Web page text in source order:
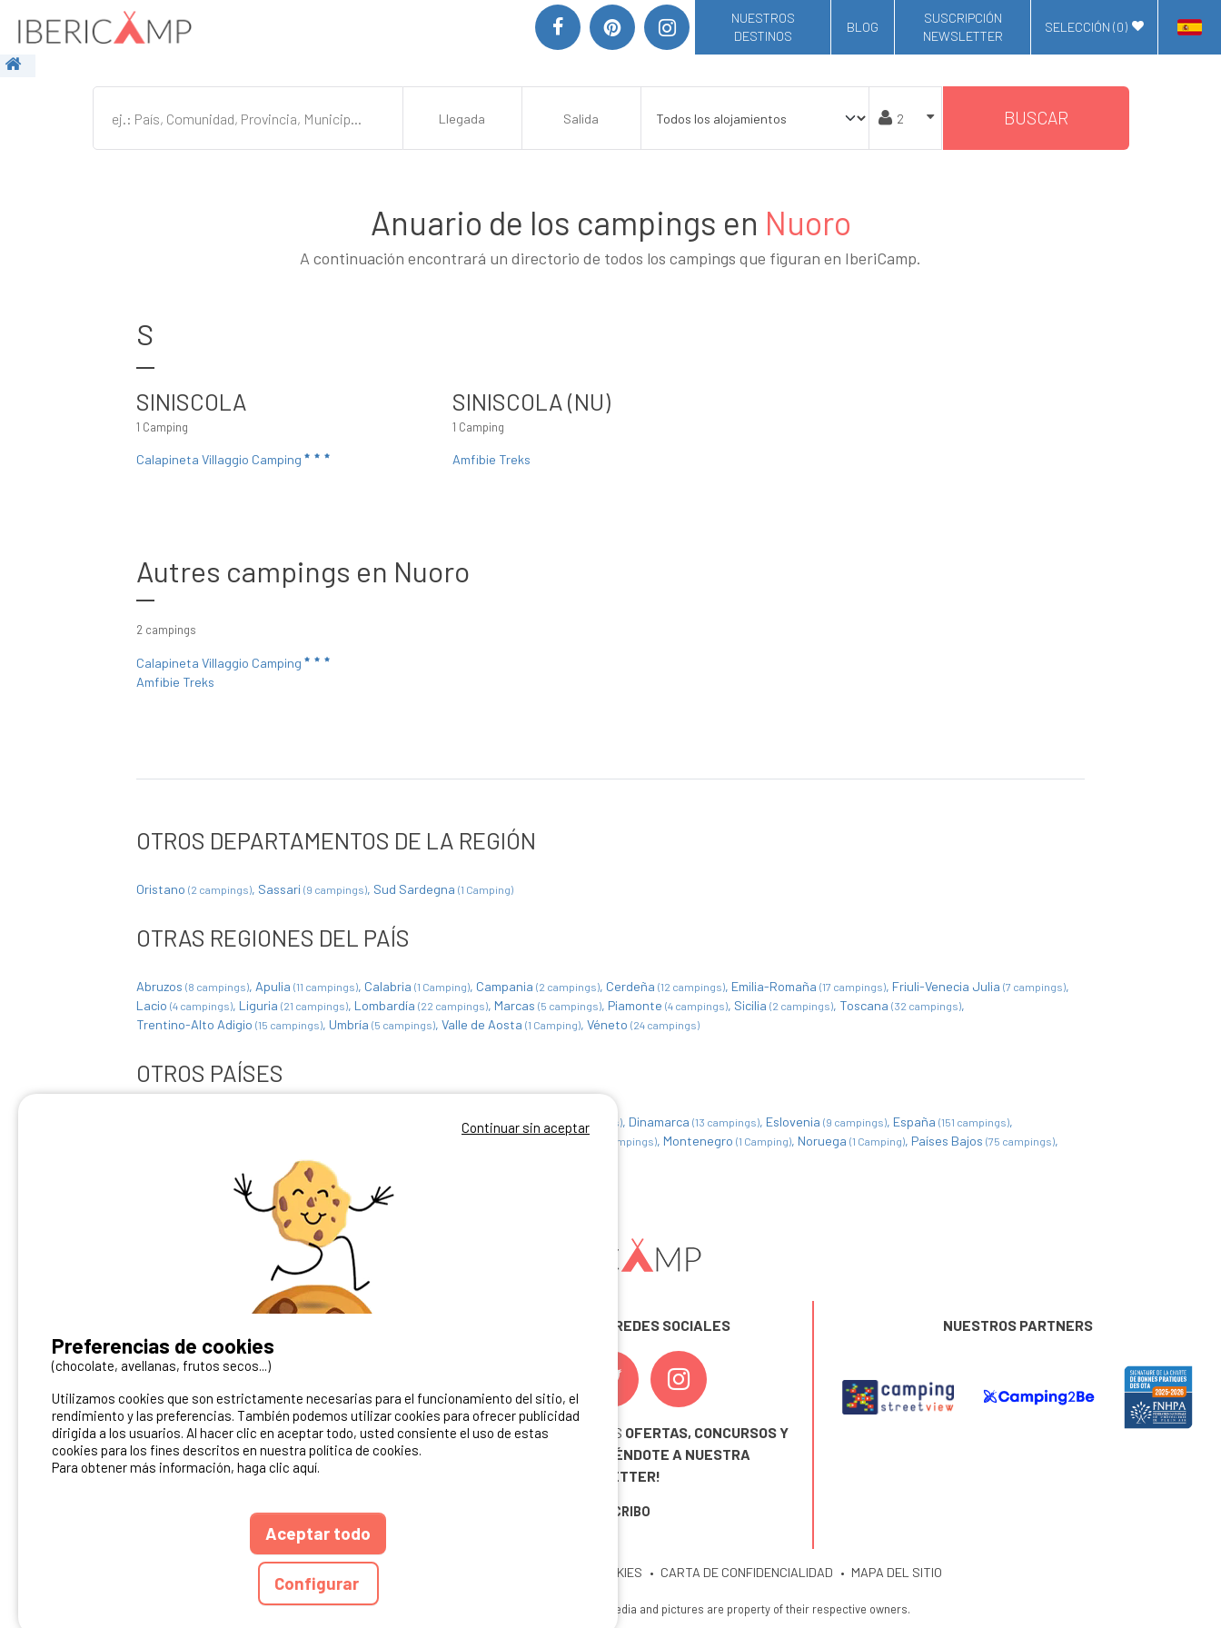
NUESTROS
DESTINOS
BLOG
SUSCRIPCIÓN
NEWSLETTER
SELECCIÓN (0)
BUSCAR
Anuario de los campings en Nuoro
A continuación encontrará un directorio de todos los campings que figuran en IberiCamp.
S
SINISCOLA
1 Camping
Calapineta Villaggio Camping
SINISCOLA (NU)
1 Camping
Amfibie Treks
Autres campings en Nuoro
2 campings
Calapineta Villaggio Camping
Amfibie Treks
OTROS DEPARTAMENTOS DE LA REGIÓN
Oristano (2 campings) Sassari (9 campings) Sud Sardegna (1 Camping)
OTRAS REGIONES DEL PAÍS
Abruzos (8 campings) Apulia (11 campings) Calabria (1 Camping) Campania (2 campings) Cerdeña (12 campings) Emilia-Romaña (17 campings) Friuli-Venecia Julia (7 campings)
Lacio (4 campings) Liguria (21 campings) Lombardía (22 campings) Marcas (5 campings) Piamonte (4 campings) Sicilia (2 campings) Toscana (32 campings)
Trentino-Alto Adigio (15 campings) Umbría (5 campings) Valle de Aosta (1 Camping) Véneto (24 campings)
OTROS PAÍSES
(25 campings) Croacia (18 campings) Dinamarca (13 campings) Eslovenia (9 campings) España (151 campings)
Luxemburgo (9 campings) Montenegro (1 Camping) Noruega (1 Camping) Países Bajos (75 campings)
San Marino
Puedes difundirlo en nuestro sitio
Contacto Ibericamp
SÍGUENOS EN LAS REDES SOCIALES
¡ Y NO TE PIERDAS NUESTRAS OFERTAS, CONCURSOS Y
INSCRIBIÉNDOTE A NUESTRA
NEWSLETTER!
ME INSCRIBO
NUESTROS PARTNERS
CGU DEL SITIO COOKIES CARTA DE CONFIDENCIALIDAD MAPA DEL SITIO
Ibericamp.com © 2026 Ibericamp. All rights reserved. All media and pictures are property of their respective owners.
Continuar sin aceptar
Preferencias de cookies
(chocolate, avellanas, frutos secos...)
Utilizamos cookies que son estrictamente necesarias para el funcionamiento del sitio, el
rendimiento y las preferencias. También podemos utilizar cookies para ofrecer publicidad
dirigida a los usuarios. Al hacer clic en aceptar todo, usted consiente el uso de estas
cookies para los fines descritos en nuestra política de cookies.
Para obtener más información, haga clic aquí.
Aceptar todo
Configurar